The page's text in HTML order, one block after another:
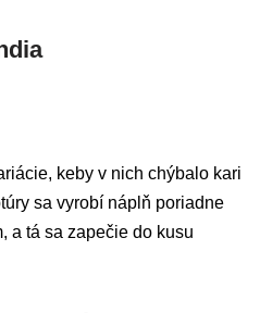
keby v nich chýbalo kari
sa vyrobí náplň poriadne
a tá sa zapečie do kusu